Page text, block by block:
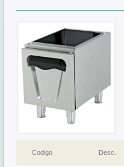
Codigo Desc.